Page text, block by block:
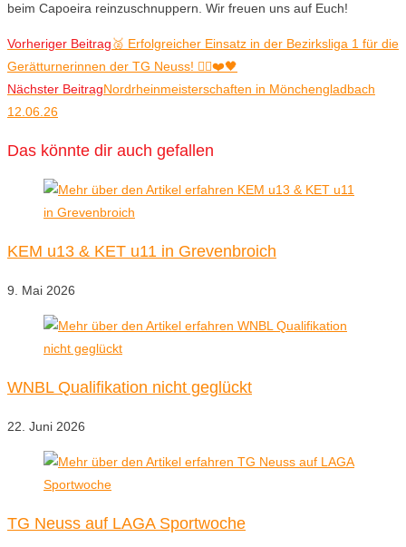
beim Capoeira reinzuschnuppern. Wir freuen uns auf Euch!
Weitere
Artikel
ansehen
Vorheriger Beitrag🥈 Erfolgreicher Einsatz in der Bezirksliga 1 für die
Gerätturnerinnen der TG Neuss! 🤸‍♀️❤️🖤
Nächster BeitragNordrheinmeisterschaften in Mönchengladbach
12.06.26
Das könnte dir auch gefallen
KEM u13 & KET u11 in Grevenbroich
9. Mai 2026
WNBL Qualifikation nicht geglückt
22. Juni 2026
TG Neuss auf LAGA Sportwoche